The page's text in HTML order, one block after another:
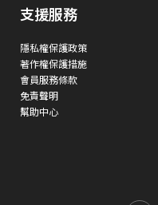
支援服務
隱私權保護政策
著作權保護措施
會員服務條款
免責聲明
幫助中心